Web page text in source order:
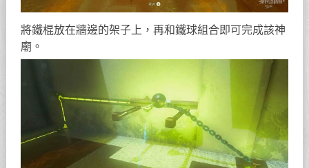
將鐵棍放在牆邊的架子上，再和鐵球組合即可完成該神
廟。